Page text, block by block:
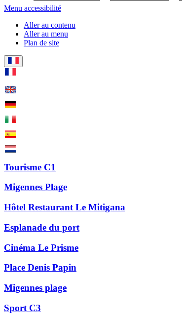
Menu accessibilité
Aller au contenu
Aller au menu
Plan de site
Tourisme C1
Migennes Plage
Hôtel Restaurant Le Mitigana
Esplanade du port
Cinéma Le Prisme
Place Denis Papin
Migennes plage
Sport C3